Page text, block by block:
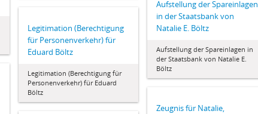
Aufstellung der Spareinlagen
in der Staatsbank von
Natalie E. Böltz
Aufstellung der Spareinlagen in
der Staatsbank von Natalie E.
Böltz
Legitimation (Berechtigung
für Personenverkehr) für
Eduard Böltz
Legitimation (Berechtigung für
Personenverkehr) für Eduard
Böltz
Zeugnis für Natalie,